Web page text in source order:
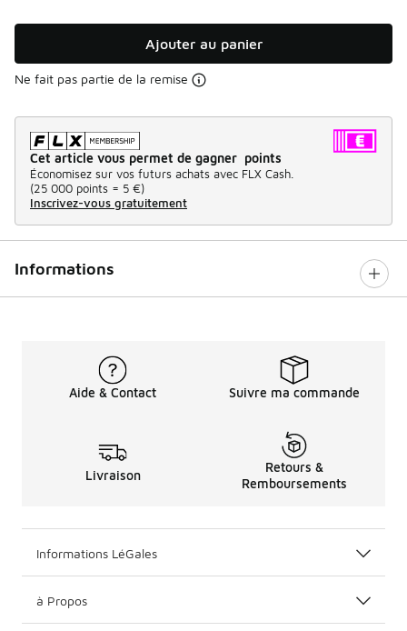
Ajouter au panier
Ne fait pas partie de la remise
Cet article vous permet de gagner points
Économisez sur vos futurs achats avec FLX Cash.
(25 000 points = 5 €)
Inscrivez-vous gratuitement
Informations
Aide & Contact Suivre ma commande
Livraison
Retours &
Remboursements
Informations LéGales
à Propos